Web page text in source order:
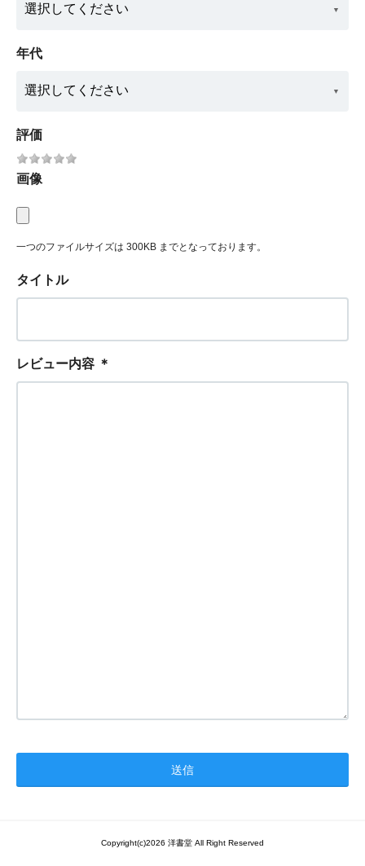
年代
評価
画像
一つのファイルサイズは 300KB までとなっております。
タイトル
レビュー内容 ＊
Copyright(c)2026 洋書堂 All Right Reserved